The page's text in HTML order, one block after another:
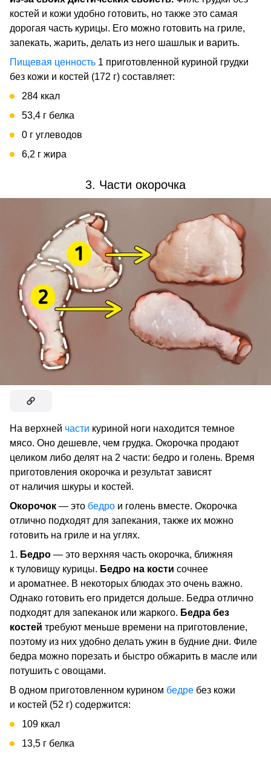
костей и кожи удобно готовить, но также это самая
дорогая часть курицы. Его можно готовить на гриле,
запекать, жарить, делать из него шашлык и варить.
Пищевая ценность 1 приготовленной куриной грудки
без кожи и костей (172 г) составляет:
284 ккал
53,4 г белка
0 г углеводов
6,2 г жира
3. Части окорочка
На верхней части куриной ноги находится темное
мясо. Оно дешевле, чем грудка. Окорочка продают
целиком либо делят на 2 части: бедро и голень. Время
приготовления окорочка и результат зависят
от наличия шкуры и костей.
Окорочок — это бедро и голень вместе. Окорочка
отлично подходят для запекания, также их можно
готовить на гриле и на углях.
1. Бедро — это верхняя часть окорочка, ближняя
к туловищу курицы. Бедро на кости сочнее
и ароматнее. В некоторых блюдах это очень важно.
Однако готовить его придется дольше. Бедра отлично
подходят для запеканок или жаркого. Бедра без
костей требуют меньше времени на приготовление,
поэтому из них удобно делать ужин в будние дни. Филе
бедра можно порезать и быстро обжарить в масле или
потушить с овощами.
В одном приготовленном курином бедре без кожи
и костей (52 г) содержится:
109 ккал
13,5 г белка